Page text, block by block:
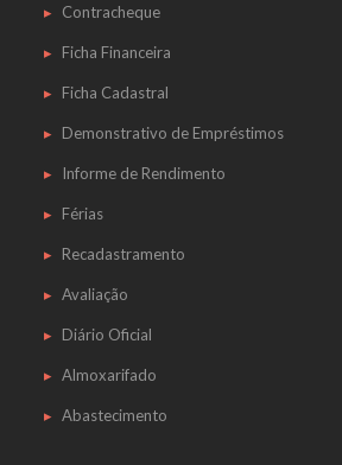
Contracheque
Ficha Financeira
Ficha Cadastral
Demonstrativo de Empréstimos
Informe de Rendimento
Férias
Recadastramento
Avaliação
Diário Oficial
Almoxarifado
Abastecimento